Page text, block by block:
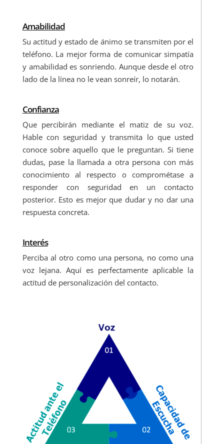
Amabilidad
Su actitud y estado de ánimo se transmiten por el
teléfono. La mejor forma de comunicar simpatía
y amabilidad es sonriendo. Aunque desde el otro
lado de la línea no le vean sonreír, lo notarán.
Confianza
Que percibirán mediante el matiz de su voz.
Hable con seguridad y transmita lo que usted
conoce sobre aquello que le preguntan. Si tiene
dudas, pase la llamada a otra persona con más
conocimiento al respecto o comprométase a
responder con seguridad en un contacto
posterior. Esto es mejor que dudar y no dar una
respuesta concreta.
Interés
Perciba al otro como una persona, no como una
voz lejana. Aquí es perfectamente aplicable la
actitud de personalización del contacto.